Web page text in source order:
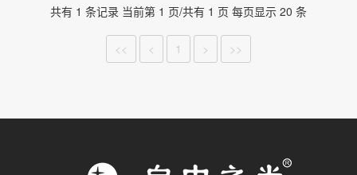
共有 1 条记录 当前第 1 页/共有 1 页 每页显示 20 条
<< < 1 > >>